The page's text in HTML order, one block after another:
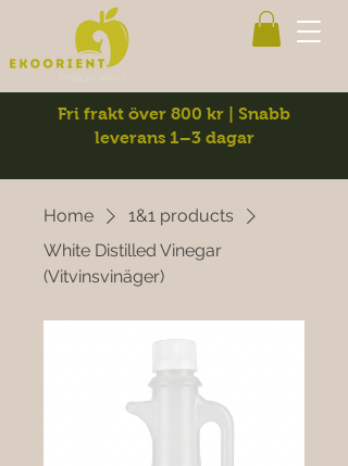
Fri frakt över 800 kr | Snabb
leverans 1–3 dagar
Home
1&1 products
White Distilled Vinegar
(Vitvinsvinäger)